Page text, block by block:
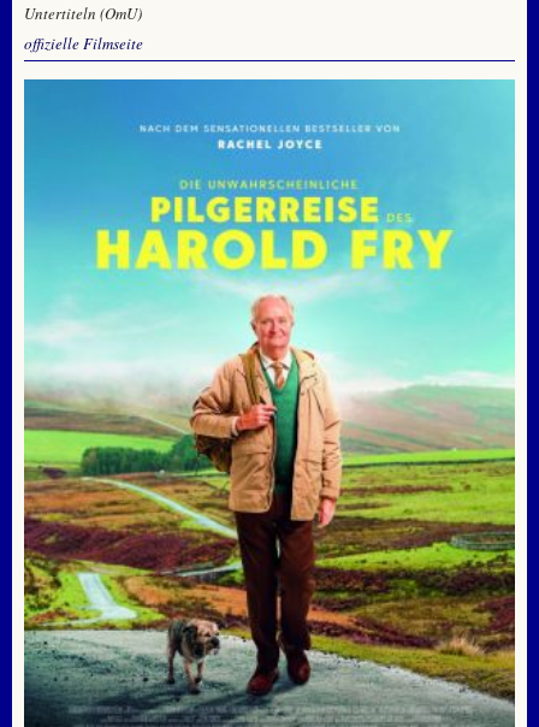
Untertiteln (OmU)
offizielle Filmseite